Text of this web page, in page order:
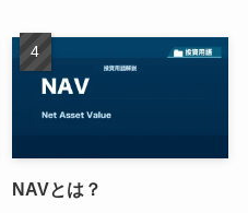
NAVとは？